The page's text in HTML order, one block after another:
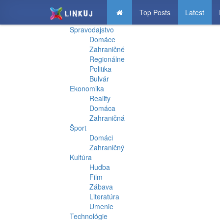
Top Posts Latest
Spravodajstvo
Domáce
Zahraničné
Regionálne
Politika
Bulvár
Ekonomika
Reality
Domáca
Zahraničná
Šport
Domáci
Zahraničný
Kultúra
Hudba
Film
Zábava
Literatúra
Umenie
Technológie